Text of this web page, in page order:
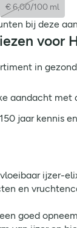
€ 6,00/100 ml
bij deze
voor
in
aandacht met
jaar kennis
ijzer-
en
goed